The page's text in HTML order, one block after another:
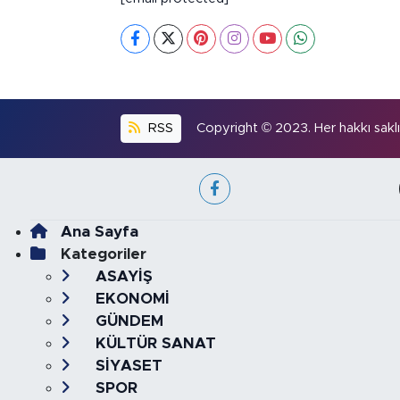
RSS Copyright © 2023. Her hakkı
Ana Sayfa
Kategoriler
ASAYİŞ
EKONOMİ
GÜNDEM
KÜLTÜR SANAT
SİYASET
SPOR